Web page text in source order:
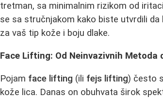
tretman, sa minimalnim rizikom od
se sa stručnjakom kako biste utvrdili
za vaš tip kože i boju dlake.
Face Lifting: Od Neinvazivnih Metoda
Pojam face lifting (ili fejs lifting) često
kože lica. Danas on obuhvata širok